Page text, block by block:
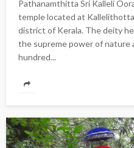
Pathanamthitta Sri Kalleli
temple located at
district of Kerala. The deity
the supreme power of nature
hundred...